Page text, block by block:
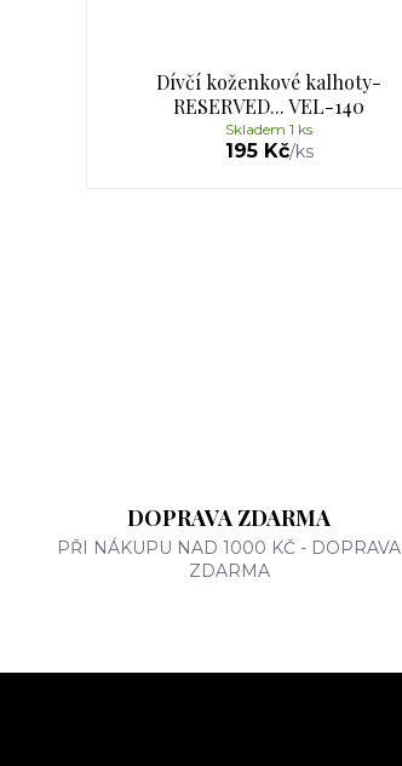
Dívčí koženkové kalhoty-
RESERVED... VEL-140
195 Kč/ks
Skladem 1 ks
DOPRAVA ZDARMA
PŘI NÁKUPU NAD 1000 KČ - DOPRAVA
ZDARMA